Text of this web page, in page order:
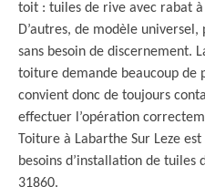
toit : tuiles de rive avec rabat
D’autres, de modèle
sans besoin de discernement.
toiture demande beaucoup de
convient donc de toujours
effectuer l’opération
Toiture à Labarthe Sur Leze
besoins d’installation de tuiles
31860.